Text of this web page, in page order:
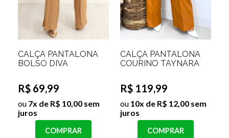
CALÇA PANTALONA
BOLSO DIVA
R$ 69,99
ou 7x de R$ 10,00 sem
juros
COMPRAR
CALÇA PANTALONA
COURINO TAYNARA
R$ 119,99
ou 10x de R$ 12,00 sem
juros
COMPRAR